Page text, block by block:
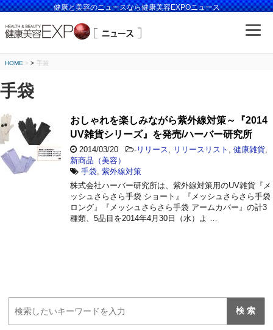
健康と美容のニュースなら健康美容EXPOニュース
HOME > 手袋
手袋
おしゃれを楽しみながら紫外線対策～『2014
UV雑貨シリーズ』を発売/ハーバー研究所
2014/03/20 - リリース リリースリスト 健康雑貨
新商品（美容）
手袋 紫外線対策
株式会社ハーバー研究所は、紫外線対策用のUV雑貨『メ
ッシュさらさら手袋 ショート』『メッシュさらさら手袋
ロング』『メッシュさらさら手袋 アームカバー』の計3
種類、5品目を2014年4月30日（水）よ …